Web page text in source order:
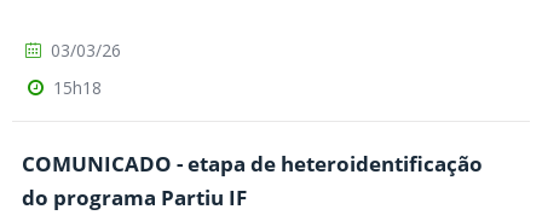
03/03/26
15h18
COMUNICADO - etapa de heteroidentificação
do programa Partiu IF